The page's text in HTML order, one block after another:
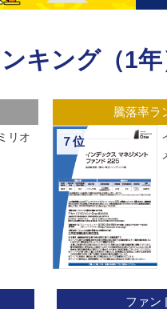
キング（1年
リオ
騰落率ラ
７位
ファン